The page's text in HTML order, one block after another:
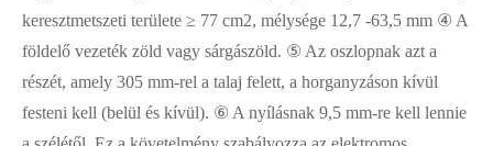
keresztmetszeti területe ≥ 77 cm2, mélysége 12,7 -63,5 mm ④ A
földelő vezeték zöld vagy sárgászöld. ⑤ Az oszlopnak azt a
részét, amely 305 mm-rel a talaj felett, a horganyzáson kívül
festeni kell (belül és kívül). ⑥ A nyílásnak 9,5 mm-re kell lennie